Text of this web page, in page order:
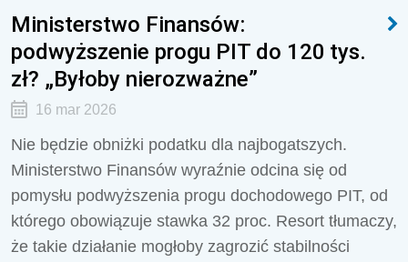
Ministerstwo Finansów:
podwyższenie progu PIT do 120 tys.
zł? „Byłoby nierozważne”
16 mar 2026
Nie będzie obniżki podatku dla najbogatszych.
Ministerstwo Finansów wyraźnie odcina się od
pomysłu podwyższenia progu dochodowego PIT, od
którego obowiązuje stawka 32 proc. Resort tłumaczy,
że takie działanie mogłoby zagrozić stabilności